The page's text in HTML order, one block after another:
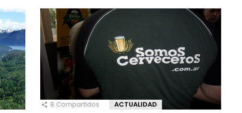
8 Compartidos ACTUALIDAD